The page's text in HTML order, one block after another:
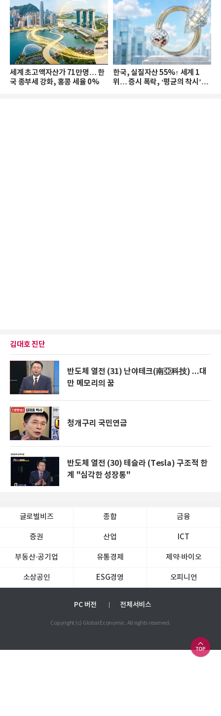
세계 초고액자산가 71만명… 한
국 종부세 강화, 홍콩 세율 0%
한국, 실질자산 55%↑ 세계 1
위… 증시 폭락, ‘평균의 착시’와
김대호 진단
반도체 열전 (31) 난야테크(南亞科技) ...대
만 메모리의 꿈
청개구리 국민연금
반도체 열전 (30) 테슬라 (Tesla) 구조적 한
계 "심각한 성장통"
글로벌비즈 종합 금융
증권 산업 ICT
부동산·공기업 유통경제 제약∙바이오
소상공인 ESG경영 오피니언
PC 버전 전체서비스
Copyright (c) Global Economic. All rights reserved.